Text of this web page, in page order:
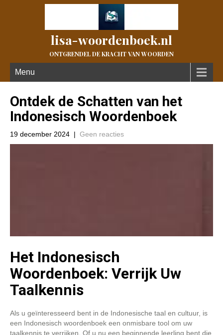
lisa-woordenboek.nl
ONTGRENDEL DE KRACHT VAN WOORDEN
Menu
Ontdek de Schatten van het
Indonesisch Woordenboek
19 december 2024 | Geen reacties
Het Indonesisch
Woordenboek: Verrijk Uw
Taalkennis
Als u geïnteresseerd bent in de Indonesische taal en cultuur, is
een Indonesisch woordenboek een onmisbare tool om uw
taalkennis te verrijken. Of u nu een beginnende leerling bent die